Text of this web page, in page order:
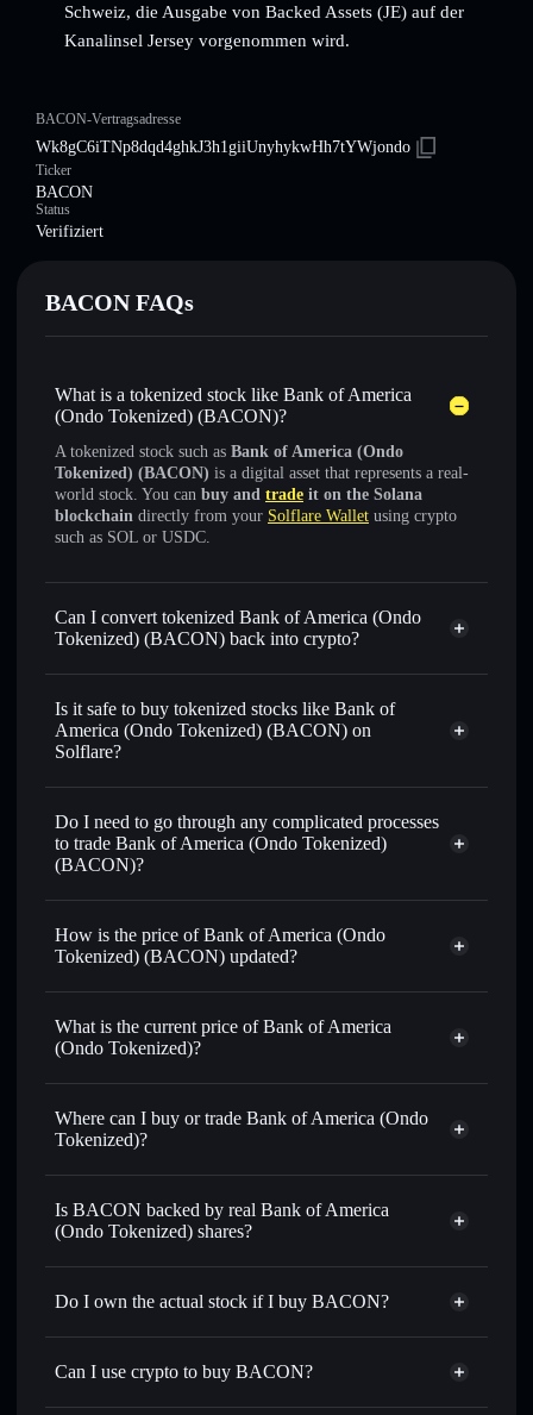
Schweiz, die Ausgabe von Backed Assets (JE) auf der
Kanalinsel Jersey vorgenommen wird.
BACON-Vertragsadresse
Wk8gC6iTNp8dqd4ghkJ3h1giiUnyhykwHh7tYWjondo
Ticker
BACON
Status
Verifiziert
BACON FAQs
What is a tokenized stock like Bank of America
(Ondo Tokenized) (BACON)?
A tokenized stock such as Bank of America (Ondo
Tokenized) (BACON) is a digital asset that represents a real-
world stock. You can buy and trade it on the Solana
blockchain directly from your Solflare Wallet using crypto
such as SOL or USDC.
Can I convert tokenized Bank of America (Ondo
Tokenized) (BACON) back into crypto?
Bank of America (Ondo
Is it safe to buy tokenized stocks like Bank of
America (Ondo Tokenized) (BACON) on
Solflare?
1:1 backed,
Do I need to go through any complicated processes
to trade Bank of America (Ondo Tokenized)
(BACON)?
How is the price of Bank of America (Ondo
Tokenized) (BACON) updated?
Bank of America (Ondo Tokenized)
What is the current price of Bank of America
(Ondo Tokenized)?
Bank of America (Ondo Tokenized)
0.27%
Where can I buy or trade Bank of America (Ondo
Tokenized)?
Is BACON backed by real Bank of America
(Ondo Tokenized) shares?
Do I own the actual stock if I buy BACON?
Can I use crypto to buy BACON?